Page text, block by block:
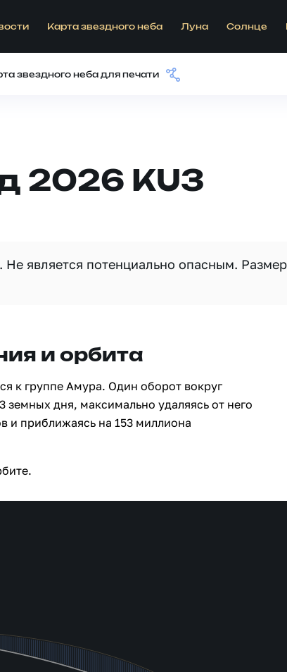
Карта звездного неба Луна Солнце
звездного неба для печати
2026 KU3
Не является потенциально опасным.
и орбита
к группе Амура. Один оборот вокруг
земных дня, максимально удаляясь от него
и приближаясь на 153 миллиона